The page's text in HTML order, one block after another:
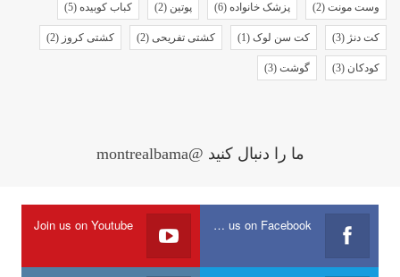
وست مونت (2) پزشک خانواده (6) پوتین (2) کباب کوبیده (5)
کت دنژ (3) کت سن لوک (1) کشتی تفریحی (2) کشتی کروز (2)
کودکان (3) گوشت (3)
ما را دنبال کنید @montrealbama
Join us on Facebook
Join us on Youtube